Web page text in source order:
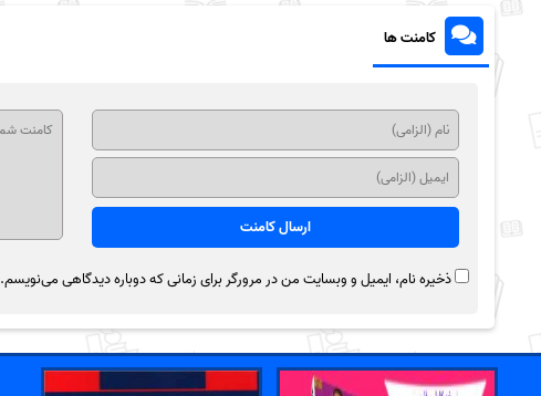
کامنت ها
ذخیره نام، ایمیل و وبسایت من در مرورگر برای زمانی که دوباره دیدگاهی می‌نویسم.